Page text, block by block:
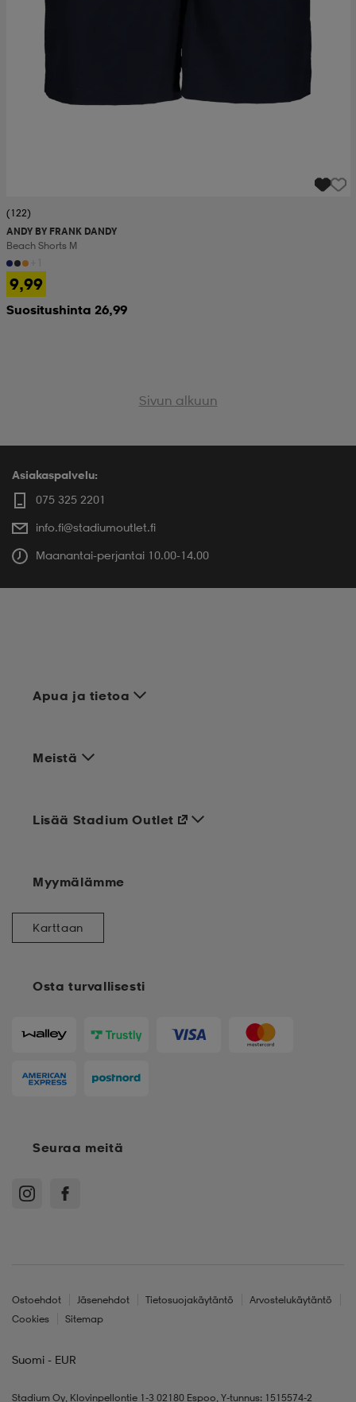
(122)
ANDY BY FRANK DANDY
Beach Shorts M
9,99
Suositushinta 26,99
Sivun alkuun
Asiakaspalvelu:
075 325 2201
info.fi@stadiumoutlet.fi
Maanantai-perjantai 10.00-14.00
Apua ja tietoa
Meistä
Osta turvallisesti
Lisää Stadium Outlet
Myymälämme
Karttaan
Seuraa meitä
Ostoehdot Jäsenehdot Tietosuojakäytäntö
Arvostelukäytäntö
Cookies
Sitemap
Suomi - EUR
Stadium Oy, Klovinpellontie 1-3 02180 Espoo, Y-tunnus: 1515574-2